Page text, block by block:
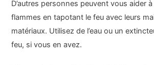
D’autres personnes peuvent vous aider
flammes en tapotant le feu avec leurs
matériaux. Utilisez de l’eau ou un
feu, si vous en avez.